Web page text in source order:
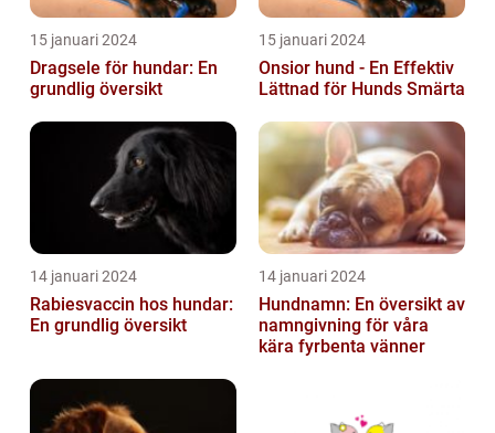
15 januari 2024
Dragsele för hundar: En
grundlig översikt
15 januari 2024
Onsior hund - En Effektiv
Lättnad för Hunds Smärta
14 januari 2024
Rabiesvaccin hos hundar:
En grundlig översikt
14 januari 2024
Hundnamn: En översikt av
namngivning för våra
kära fyrbenta vänner